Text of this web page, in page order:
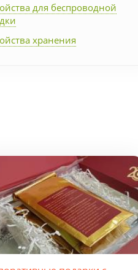
для беспроводной
хранения